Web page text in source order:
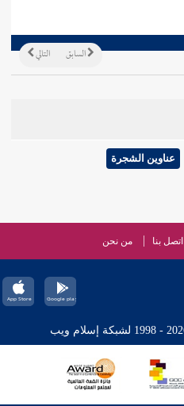
التالي السابق
عناوين الشجرة
اتصل بنا من نحن